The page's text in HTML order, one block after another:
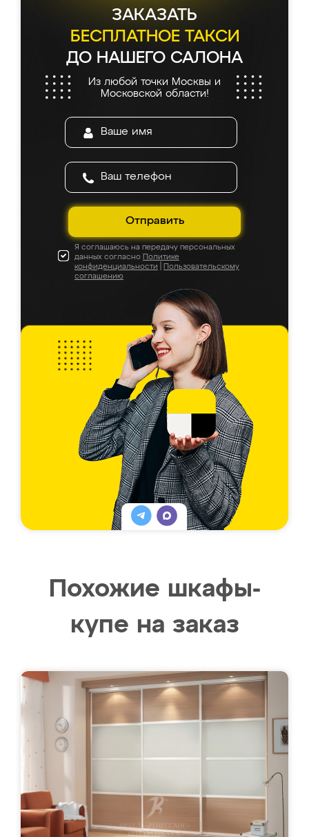
ЗАКАЗАТЬ
БЕСПЛАТНОЕ ТАКСИ
ДО НАШЕГО САЛОНА
Из любой точки Москвы и
Московской области!
Отправить
Я соглашаюсь на передачу персональных
данных согласно Политике
конфиденциальности
Пользовательскому
соглашению
Похожие шкафы-
купе на заказ